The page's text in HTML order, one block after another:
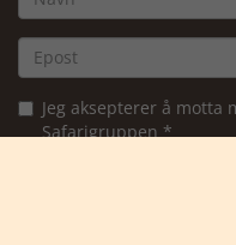
Jeg aksepterer å motta
Safarigruppen *